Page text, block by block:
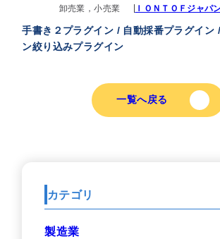
卸売業，小売業 ＩＯＮＴＯＦジャパ
手書き２プラグイン / 自動採番プラグイン
ン絞り込みプラグイン
一覧へ戻る
カテゴリ
製造業